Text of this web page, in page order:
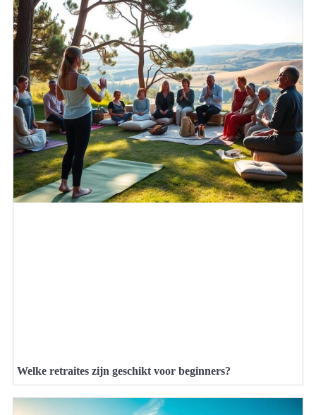
Welke retraites zijn geschikt voor beginners?